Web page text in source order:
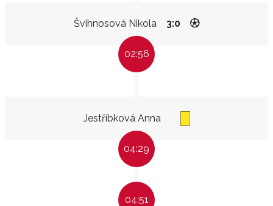
Švihnosová Nikola 3:0
02:56
Jestříbková Anna
04:29
04:51